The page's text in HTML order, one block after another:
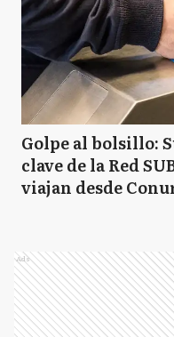
Golpe al bolsillo:
clave de la Red
viajan desde
Ads